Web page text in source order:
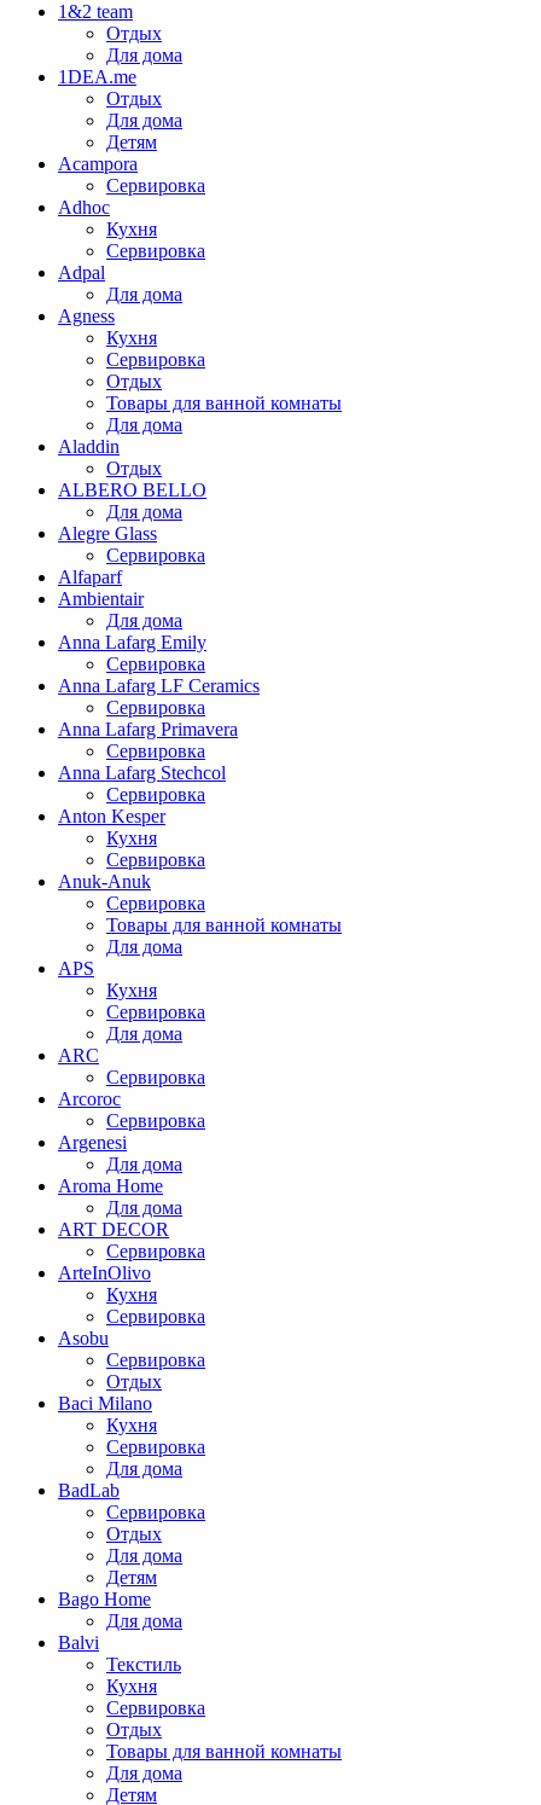
1&2 team
Отдых
Для дома
1DEA.me
Отдых
Для дома
Детям
Acampora
Сервировка
Adhoc
Кухня
Сервировка
Adpal
Для дома
Agness
Кухня
Сервировка
Отдых
Товары для ванной комнаты
Для дома
Aladdin
Отдых
ALBERO BELLO
Для дома
Alegre Glass
Сервировка
Alfaparf
Ambientair
Для дома
Anna Lafarg Emily
Сервировка
Anna Lafarg LF Ceramics
Сервировка
Anna Lafarg Primavera
Сервировка
Anna Lafarg Stechcol
Сервировка
Anton Kesper
Кухня
Сервировка
Anuk-Anuk
Сервировка
Товары для ванной комнаты
Для дома
APS
Кухня
Сервировка
Для дома
ARC
Сервировка
Arcoroc
Сервировка
Argenesi
Для дома
Aroma Home
Для дома
ART DECOR
Сервировка
ArteInOlivo
Кухня
Сервировка
Asobu
Сервировка
Отдых
Baci Milano
Кухня
Сервировка
Для дома
BadLab
Сервировка
Отдых
Для дома
Детям
Bago Home
Для дома
Balvi
Текстиль
Кухня
Сервировка
Отдых
Товары для ванной комнаты
Для дома
Детям